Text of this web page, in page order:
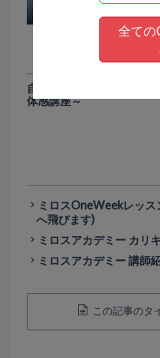
自分の人生をクリアーに観
体感講座～
ミロスOneWeekレッス
へ飛びます)
ミロスアカデミー カリ
ミロスアカデミー 講師
この記事のタ
全ての